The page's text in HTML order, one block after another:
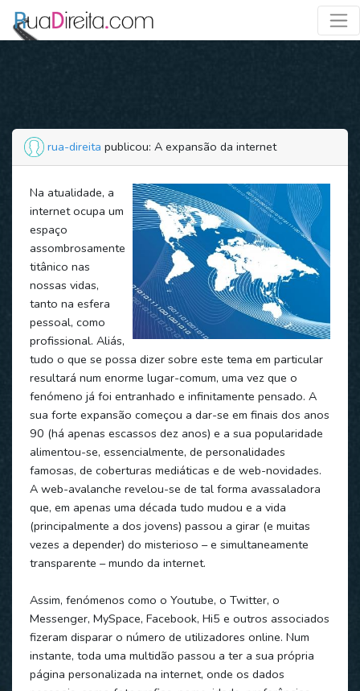
rua-direita publicou: A expansão da internet
Na atualidade, a
internet ocupa um
espaço
assombrosamente
titânico nas
nossas vidas,
tanto na esfera
pessoal, como
profissional. Aliás,
tudo o que se possa dizer sobre este tema em particular
resultará num enorme lugar-comum, uma vez que o
fenómeno já foi entranhado e infinitamente pensado. A
sua forte expansão começou a dar-se em finais dos anos
90 (há apenas escassos dez anos) e a sua popularidade
alimentou-se, essencialmente, de personalidades
famosas, de coberturas mediáticas e de web-novidades.
A web-avalanche revelou-se de tal forma avassaladora
que, em apenas uma década tudo mudou e a vida
(principalmente a dos jovens) passou a girar (e muitas
vezes a depender) do misterioso – e simultaneamente
transparente – mundo da internet.
Assim, fenómenos como o Youtube, o Twitter, o
Messenger, MySpace, Facebook, Hi5 e outros associados
fizeram disparar o número de utilizadores online. Num
instante, toda uma multidão passou a ter a sua própria
página personalizada na internet, onde os dados